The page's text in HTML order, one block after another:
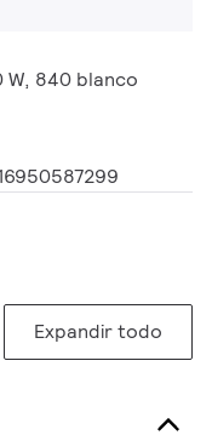
W, 840 blanco
Expandir todo